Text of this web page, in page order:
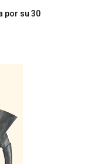
por su 30